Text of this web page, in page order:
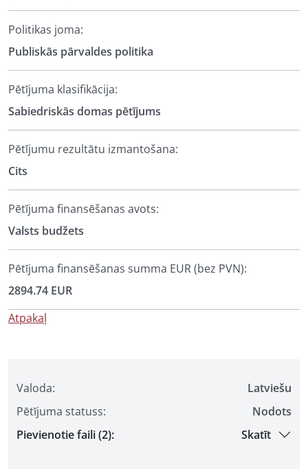
Valoda:
Latviešu
Pētījuma statuss:
Nodots
Pievienotie faili (2):
Skatīt
Politikas joma:
Publiskās pārvaldes politika
Pētījuma klasifikācija:
Sabiedriskās domas pētījums
Pētījumu rezultātu izmantošana:
Cits
Pētījuma finansēšanas avots:
Valsts budžets
Pētījuma finansēšanas summa EUR (bez PVN):
2894.74 EUR
Atpakaļ